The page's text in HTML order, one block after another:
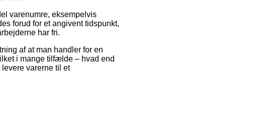
varenumre, eksempelvis
forud for et angivent tidspunkt,
har fri.
af at man handler for en
i mange tilfælde – hvad end
varerne til et